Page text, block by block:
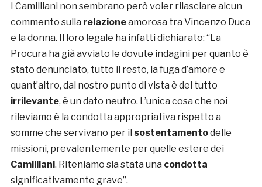
I Camilliani non sembrano però voler rilasciare alcun
commento sulla relazioneamorosa tra Vincenzo Duca
e la donna. Il loro legale ha infatti dichiarato: “La
Procura ha già avviato le dovute indagini per quanto è
stato denunciato, tutto il resto, la fuga d’amore e
quant’altro, dal nostro punto di vista è del tutto
irrilevante, è un dato neutro. L’unica cosa che noi
rileviamo è la condotta appropriativa rispetto a
somme che servivano per il sostentamentodelle
missioni, prevalentemente per quelle estere dei
Camilliani. Riteniamo sia stata una condotta
significativamente grave”.